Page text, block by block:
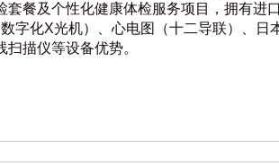
套餐及个性化健康体检服务项目，拥有进
字化X光机）、心电图（十二导联）、日
扫描仪等设备优势。